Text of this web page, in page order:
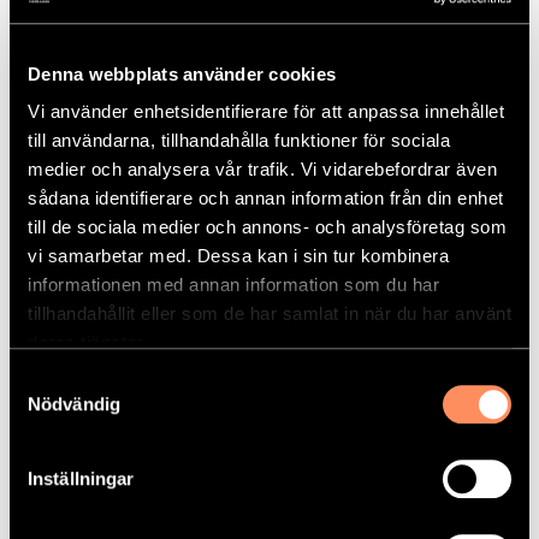
Denna webbplats använder cookies
Vi använder enhetsidentifierare för att anpassa innehållet
till användarna, tillhandahålla funktioner för sociala
medier och analysera vår trafik. Vi vidarebefordrar även
sådana identifierare och annan information från din enhet
till de sociala medier och annons- och analysföretag som
vi samarbetar med. Dessa kan i sin tur kombinera
informationen med annan information som du har
tillhandahållit eller som de har samlat in när du har använt
Nödvändig
Inställningar
debitering av din kommande leverans söndag kväll
innan leverans). Om kortbetalningen misslyckas,
t.ex. för att ditt korts giltighetstid gått ut eller att
det inte finns pengar tillgängligt på kortet vi kommer
vi i vissa fall skicka en faktura (enligt
Fakturabetalning nedan) för leveransen med
fakturaavgift (á 49 kr). Du ansvarar själv för att ha
ett giltigt kort registrerat, samt att det finns medel
på kortet för den beställda leveransen.
Fakturabetalning
Svarta Lådan erbjuder faktura som betalningssätt
beställningsdagen med 10 dagars förfallotid och
levereras genom e-mail till din registrerade adress.
Fakturaavgiften för detta är 49 kr per faktura vilket